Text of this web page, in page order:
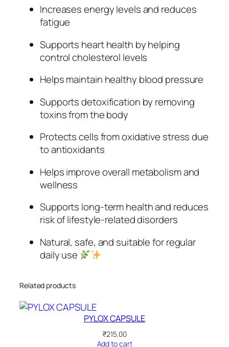
Increases energy levels and reduces
fatigue
Supports heart health by helping
control cholesterol levels
Helps maintain healthy blood pressure
Supports detoxification by removing
toxins from the body
Protects cells from oxidative stress due
to antioxidants
Helps improve overall metabolism and
wellness
Supports long-term health and reduces
risk of lifestyle-related disorders
Natural, safe, and suitable for regular
daily use
Related products
PYLOX CAPSULE
₹215.00
Add to cart